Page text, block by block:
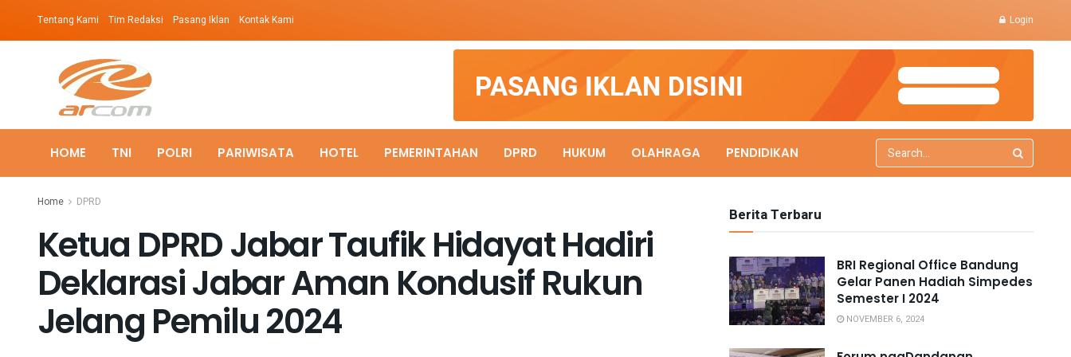
Tentang Kami Tim Redaksi Pasang Iklan Kontak Kami Login
HOME TNI POLRI PARIWISATA HOTEL PEMERINTAHAN DPRD HUKUM OLAHRAGA PENDIDIKAN
Home DPRD
Ketua DPRD Jabar Taufik Hidayat Hadiri
Deklarasi Jabar Aman Kondusif Rukun
Jelang Pemilu 2024
Berita Terbaru
BRI Regional Office Bandung
Gelar Panen Hadiah Simpedes
Semester I 2024
NOVEMBER 6, 2024